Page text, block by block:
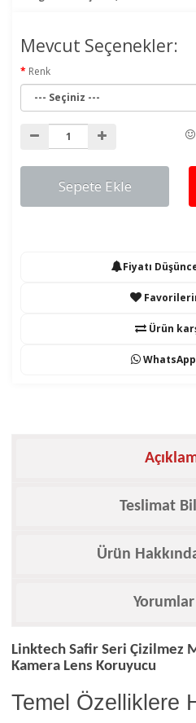
Mevcut Seçenekler:
Renk
Sepete Ekle
Fiyatı
Ürün
Teslimat
Ürün
Linktech Safir Seri Çizilmez
Kamera Lens Koruyucu
Temel Özelliklere